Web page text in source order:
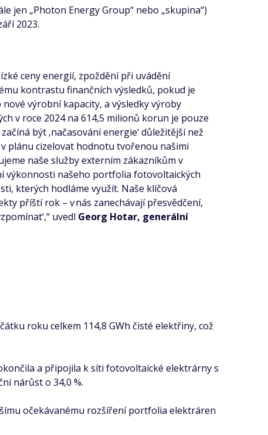
jen „Photon Energy Group“ nebo „skupina“)
2023.
ceny energií, zpoždění při uvádění
kontrastu finančních výsledků, pokud je
výrobní kapacity, a výsledky výroby
v roce 2024 na 614,5 milionů korun je pouze
být ‚načasování energie‘ důležitější než
plánu cizelovat hodnotu tvořenou našimi
naše služby externím zákazníkům v
výkonnosti našeho portfolia fotovoltaických
kterých hodláme využít. Naše klíčová
příští rok – v nás zanechávají přesvědčení,
uvedl Georg Hotar, generální
roku celkem 114,8 GWh čisté elektřiny, což
a připojila k síti fotovoltaické elektrárny s
nárůst o 34,0 %.
očekávanému rozšíření portfolia elektráren